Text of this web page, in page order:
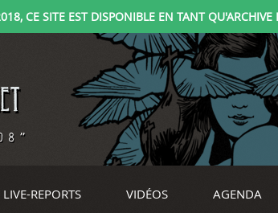
CE SITE EST DISPONIBLE EN TANT
LIVE-REPORTS VIDÉOS AGENDA